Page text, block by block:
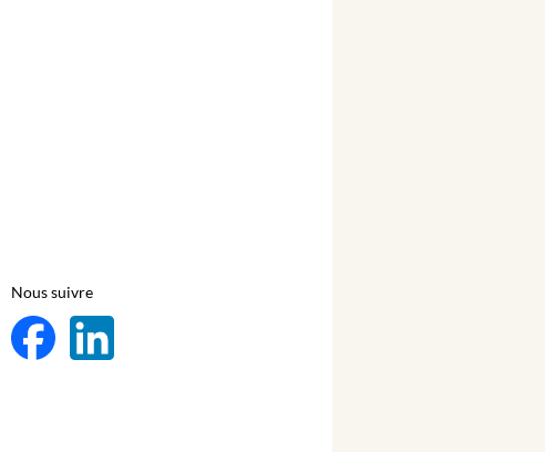
Nous suivre